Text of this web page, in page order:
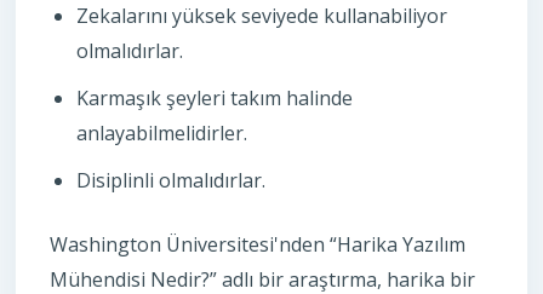
Zekalarını yüksek seviyede kullanabiliyor
olmalıdırlar.
Karmaşık şeyleri takım halinde
anlayabilmelidirler.
Disiplinli olmalıdırlar.
Washington Üniversitesi'nden “Harika Yazılım
Mühendisi Nedir?” adlı bir araştırma, harika bir